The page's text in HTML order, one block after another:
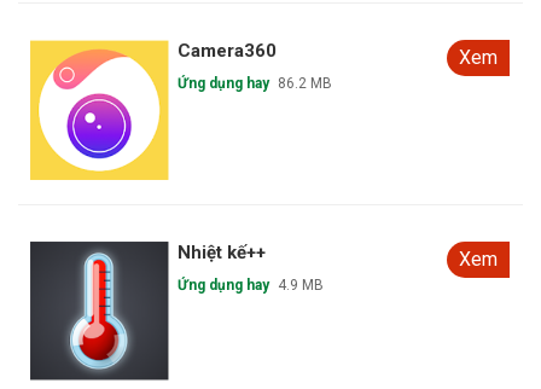
Camera360
Ứng dụng hay 86.2 MB
Xem
Nhiệt kế++
Ứng dụng hay 4.9 MB
Xem